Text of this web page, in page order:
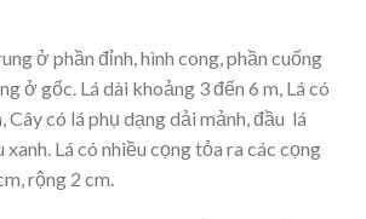
ở phần đỉnh, hình cong, phần cuống
ở gốc. Lá dài khoảng 3 đến 6 m, Lá có
Cây có lá phụ dạng dải mảnh, đầu lá
xanh. Lá có nhiều cọng tỏa ra các cọng
rộng 2 cm.